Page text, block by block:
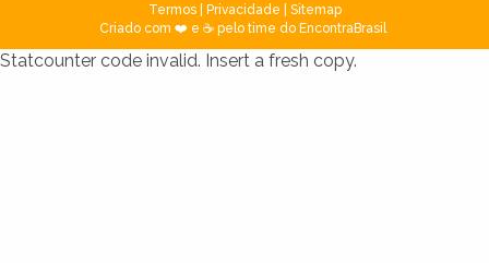
Termos| Privacidade
Sitemap
Criado com ❤️ e ☕ pelo time do EncontraBrasil
Statcounter code invalid. Insert a fresh copy.